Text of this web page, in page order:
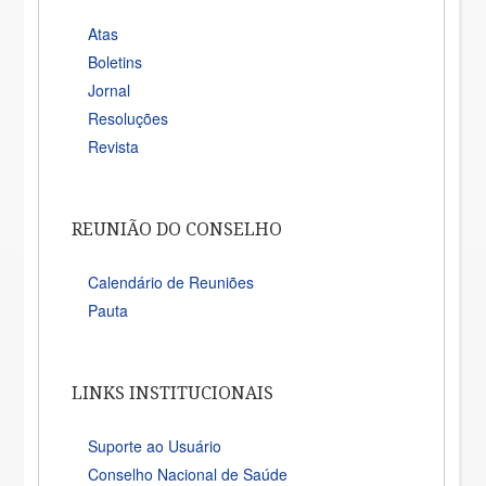
Atas
Boletins
Jornal
Resoluções
Revista
REUNIÃO DO CONSELHO
Calendário de Reuniões
Pauta
LINKS INSTITUCIONAIS
Suporte ao Usuário
Conselho Nacional de Saúde